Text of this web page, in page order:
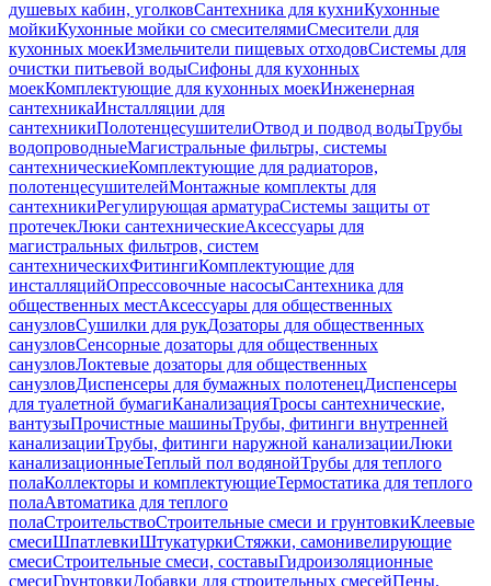
душевых кабин, уголковСантехника для кухниКухонные
мойкиКухонные мойки со смесителямиСмесители для
кухонных моекИзмельчители пищевых отходовСистемы для
очистки питьевой водыСифоны для кухонных
моекКомплектующие для кухонных моекИнженерная
сантехникаИнсталляции для
сантехникиПолотенцесушителиОтвод и подвод водыТрубы
водопроводныеМагистральные фильтры, системы
сантехническиеКомплектующие для радиаторов,
полотенцесушителейМонтажные комплекты для
сантехникиРегулирующая арматураСистемы защиты от
протечекЛюки сантехническиеАксессуары для
магистральных фильтров, систем
сантехническихФитингиКомплектующие для
инсталляцийОпрессовочные насосыСантехника для
общественных местАксессуары для общественных
санузловСушилки для рукДозаторы для общественных
санузловСенсорные дозаторы для общественных
санузловЛоктевые дозаторы для общественных
санузловДиспенсеры для бумажных полотенецДиспенсеры
для туалетной бумагиКанализацияТросы сантехнические,
вантузыПрочистные машиныТрубы, фитинги внутренней
канализацииТрубы, фитинги наружной канализацииЛюки
канализационныеТеплый пол водянойТрубы для теплого
полаКоллекторы и комплектующиеТермостатика для теплого
полаАвтоматика для теплого
полаСтроительствоСтроительные смеси и грунтовкиКлеевые
смесиШпатлевкиШтукатуркиСтяжки, самонивелирующие
смесиСтроительные смеси, составыГидроизоляционные
смесиГрунтовкиДобавки для строительных смесейПены,